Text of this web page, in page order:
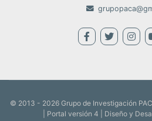
© 2013 - 2026 Grupo de Investigación
| Portal versión 4 | Diseño y